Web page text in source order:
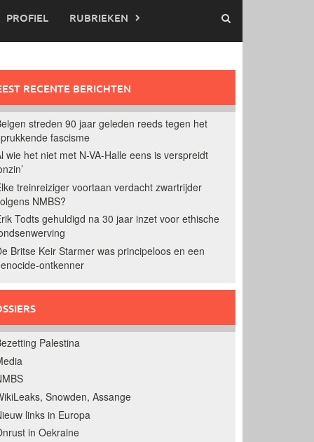
PROFIEL RUBRIEKEN
RECENTE BERICHTEN
streden 90 jaar geleden reeds tegen het
fascisme
wie het niet met N-VA-Halle eens is verspreidt
treinreiziger voortaan verdacht zwartrijder
NMBS?
Todts gehuldigd na 30 jaar inzet voor ethische
Britse Keir Starmer was principeloos en een
ontkenner
Palestina
Snowden, Assange
links in Europa
in Oekraine